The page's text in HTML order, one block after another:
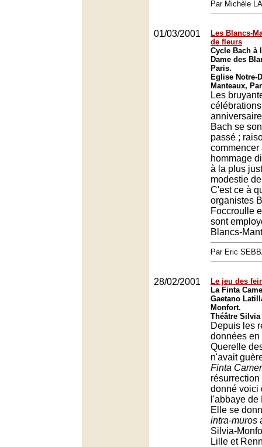
Par Michèle
01/03/2001
Les Blancs-
de fleurs
Cycle Bach à
Dame des
Paris.
Eglise Notre-
Manteaux,
Les
Bach se
passé ;
commencer
hommage
à la plus
modestie
C'est ce à
organistes
Foccroulle
sont
Blancs-
Par Eric
28/02/2001
Le jeu des
La Finta
Gaetano
Monfort.
Théâtre
Depuis les
données
Querelle
n'avait
Finta
donné voici
l'abbaye de
Elle se
intra-muros
Silvia-
Lille et